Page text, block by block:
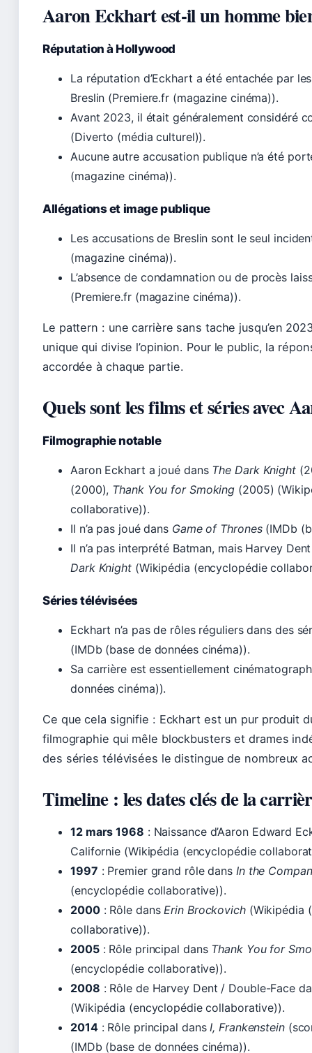
Aaron Eckhart est-il un homme
Réputation à Hollywood
La réputation d’Eckhart a été entachée par
Breslin (Premiere.fr (magazine cinéma)).
Avant 2023, il était généralement considéré
(Diverto (média culturel)).
Aucune autre accusation publique n’a été
(magazine cinéma)).
Allégations et image publique
Les accusations de Breslin sont le seul
(magazine cinéma)).
L’absence de condamnation ou de procès
(Premiere.fr (magazine cinéma)).
Le pattern : une carrière sans tache jusqu’en
unique qui divise l’opinion. Pour le public, la
accordée à chaque partie.
Quels sont les films et séries avec
Filmographie notable
Aaron Eckhart a joué dans The Dark Knight
(2000), Thank You for Smoking (2005)
collaborative)).
Il n’a pas joué dans Game of Thrones(IMDb
Il n’a pas interprété Batman, mais Harvey
Dark Knight(Wikipédia (encyclopédie
Séries télévisées
Eckhart n’a pas de rôles réguliers dans des
(IMDb (base de données cinéma)).
Sa carrière est essentiellement
données cinéma)).
Ce que cela signifie : Eckhart est un pur produit
filmographie qui mêle blockbusters et drames
des séries télévisées le distingue de nombreux
Timeline : les dates clés de la
12 mars 1968 : Naissance d’Aaron Edward
Californie (Wikipédia (encyclopédie
1997 : Premier grand rôle dans In the
(encyclopédie collaborative)).
2000: Rôle dans Erin Brockovich(Wikipédia
collaborative)).
2005: Rôle principal dans Thank You for
(encyclopédie collaborative)).
2008 : Rôle de Harvey Dent / Double-Face
(Wikipédia (encyclopédie collaborative)).
2014: Rôle principal dans I, Frankenstein
(IMDb (base de données cinéma)).